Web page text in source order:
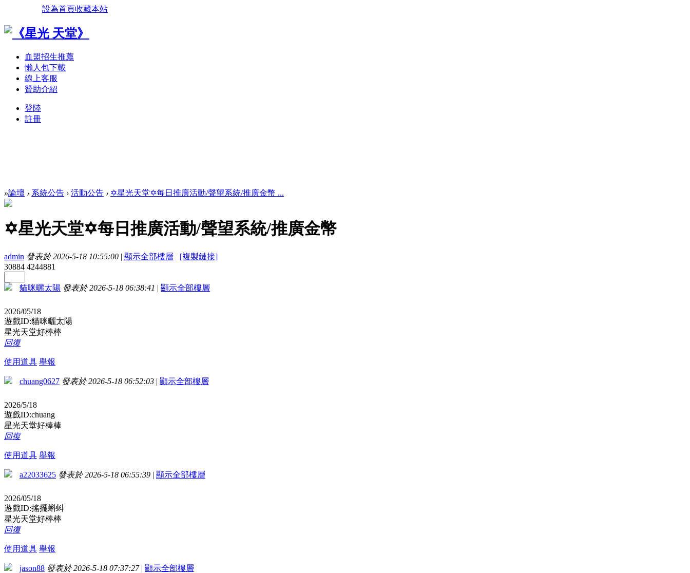
設為首頁收藏本站
血盟招生推薦
懶人包下載
線上客服
贊助介紹
登陸
註冊
»論壇 › 系統公告 › 活動公告 › ✡星光天堂✡每日推廣活動/聲望系統/推廣金幣 ...
✡星光天堂✡每日推廣活動/聲望系統/推廣金幣
admin 發表於 2026-5-18 10:55:00 | 顯示全部樓層
[複製鏈接]
30884 4244881
貓咪曬太陽 發表於 2026-5-18 06:38:41 | 顯示全部樓層
2026/05/18
遊戲ID:貓咪曬太陽
星光天堂好棒棒
回復
使用道具 舉報
chuang0627 發表於 2026-5-18 06:52:03 | 顯示全部樓層
2026/5/18
遊戲ID:chuang
星光天堂好棒棒
回復
使用道具 舉報
a22033625 發表於 2026-5-18 06:55:39 | 顯示全部樓層
2026/05/18
遊戲ID:搖擺蝌蚪
星光天堂好棒棒
回復
使用道具 舉報
jason88 發表於 2026-5-18 07:37:27 | 顯示全部樓層